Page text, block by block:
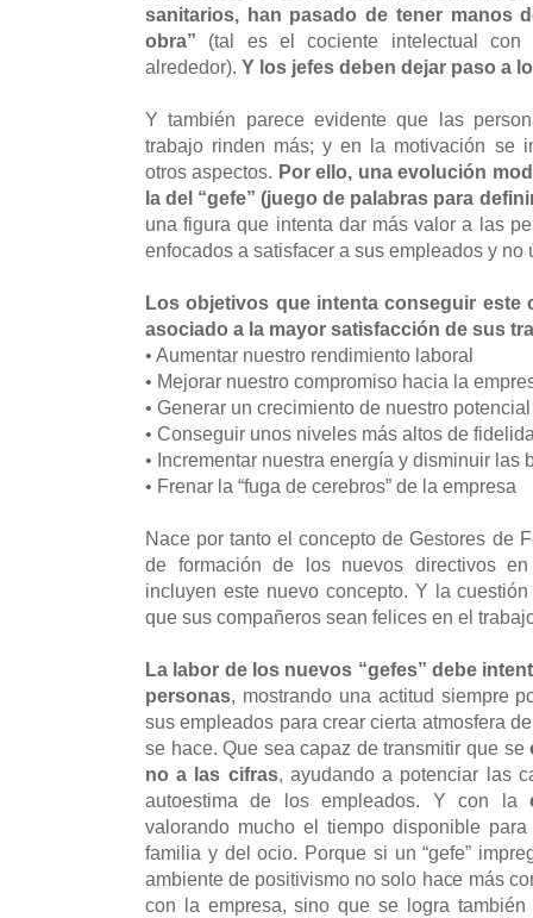
sanitarios, han pasado de tener manos
obra” (tal es el cociente intelectual
alrededor). Y los jefes deben dejar paso a
Y también parece evidente que las
trabajo rinden más; y en la motivación se
otros aspectos. Por ello, una evolución
la del “gefe” (juego de palabras para
una figura que intenta dar más valor a las
enfocados a satisfacer a sus empleados y
Los objetivos que intenta conseguir este
asociado a la mayor satisfacción de sus
• Aumentar nuestro rendimiento laboral
• Mejorar nuestro compromiso hacia la
• Generar un crecimiento de nuestro
• Conseguir unos niveles más altos de
• Incrementar nuestra energía y disminuir las
• Frenar la “fuga de cerebros” de la empresa
Nace por tanto el concepto de Gestores de
de formación de los nuevos directivos
incluyen este nuevo concepto. Y la
que sus compañeros sean felices en el
La labor de los nuevos “gefes” debe
personas, mostrando una actitud siempre
sus empleados para crear cierta atmosfera
se hace. Que sea capaz de transmitir que se
no a las cifras, ayudando a potenciar las
autoestima de los empleados. Y con la
valorando mucho el tiempo disponible
familia y del ocio. Porque si un “gefe”
ambiente de positivismo no solo hace más
con la empresa, sino que se logra